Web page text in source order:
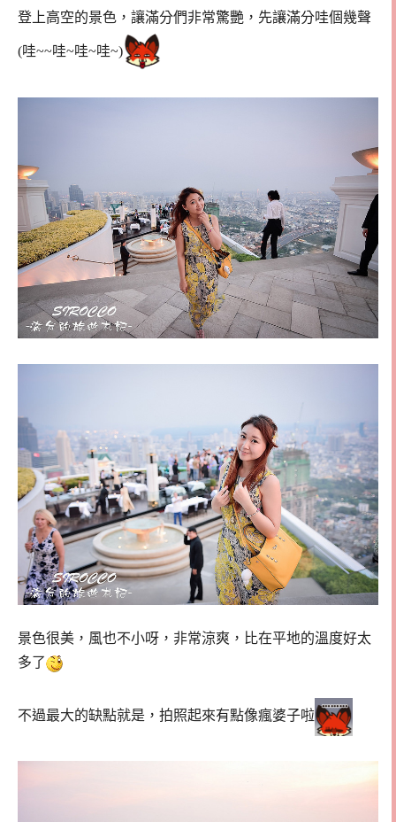
登上高空的景色，讓滿分們非常驚艷，先讓滿分哇個幾聲
(哇~~哇~哇~哇~)
景色很美，風也不小呀，非常涼爽，比在平地的溫度好太
多了
不過最大的缺點就是，拍照起來有點像瘋婆子啦